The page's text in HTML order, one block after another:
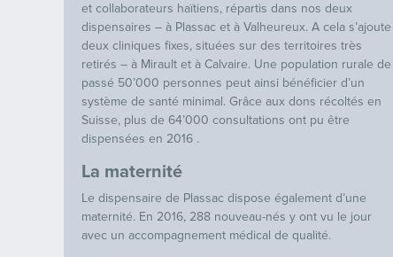
et collaborateurs haïtiens, répartis dans nos deux
dispensaires – à Plassac et à Valheureux. A cela s’ajoute
deux cliniques fixes, situées sur des territoires très
retirés – à Mirault et à Calvaire. Une population rurale de
passé 50’000 personnes peut ainsi bénéficier d’un
système de santé minimal. Grâce aux dons récoltés en
Suisse, plus de 64’000 consultations ont pu être
dispensées en 2016 .
La maternité
Le dispensaire de Plassac dispose également d’une
maternité. En 2016, 288 nouveau-nés y ont vu le jour
avec un accompagnement médical de qualité.